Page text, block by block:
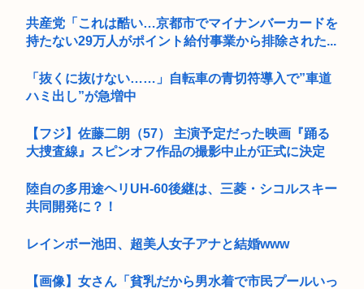
共産党「これは酷い…京都市でマイナンバーカードを
持たない29万人がポイント給付事業から排除された...
「抜くに抜けない……」自転車の青切符導入で”車道
ハミ出し”が急増中
【フジ】佐藤二朗（57） 主演予定だった映画『踊る
大捜査線』スピンオフ作品の撮影中止が正式に決定
陸自の多用途ヘリUH-60後継は、三菱・シコルスキー
共同開発に？！
レインボー池田、超美人女子アナと結婚www
【画像】女さん「貧乳だから男水着で市民プールいっ